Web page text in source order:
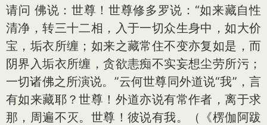
请问 佛说：世尊！世尊修多罗说：“如来藏自性
清净，转三十二相，入于一切众生身中，如大价
宝，垢衣所缠；如来之藏常住不变亦复如是，而
阴界入垢衣所缠，贪欲恚痴不实妄想尘劳所污；
一切诸佛之所演说。”云何世尊同外道说“我”，言
有如来藏耶？世尊！外道亦说有常作者，离于求
那，周遍不灭。世尊！彼说有我。（《楞伽阿跋